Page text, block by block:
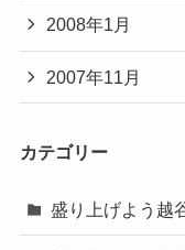
2008年1月
2007年11月
カテゴリー
盛り上げよう越